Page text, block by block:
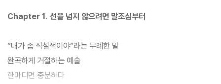
원만한 인간관계는 형성될 수 없다. 이처럼 선을 넘는 사람들은 가정
지옥으로 만든다.
Chapter 1. 선을 넘지 않으려면 말조심부터
“내가 좀 직설적이야”라는 무례한 말
완곡하게 거절하는 예술
한마디면 충분하다